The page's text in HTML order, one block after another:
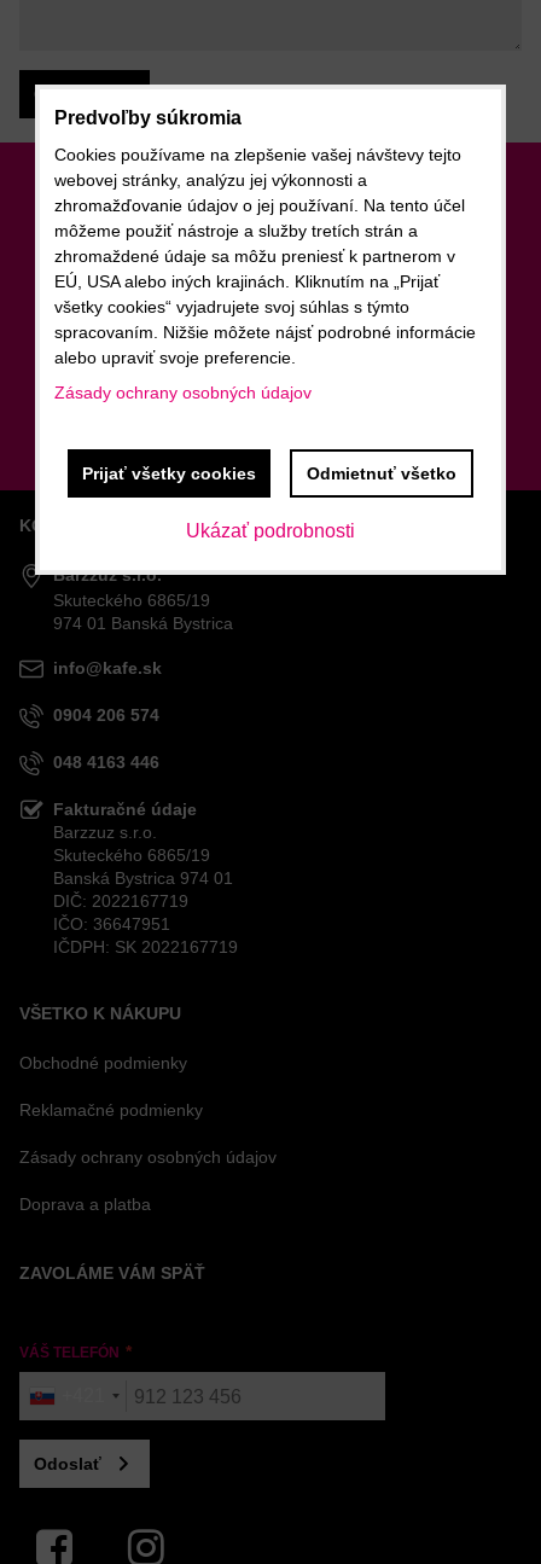
Odoslať
Newsletter
Odoberať naše novinky
Chcem sa prihlásiť k odberu noviniek e-mailom
KONTAKTY
Barzzuz s.r.o.
Skuteckého 6865/19
974 01 Banská Bystrica
info@kafe.sk
0904 206 574
048 4163 446
Fakturačné údaje
Barzzuz s.r.o.
Skuteckého 6865/19
Banská Bystrica 974 01
DIČ: 2022167719
IČO: 36647951
IČDPH: SK 2022167719
VŠETKO K NÁKUPU
Obchodné podmienky
Reklamačné podmienky
Zásady ochrany osobných údajov
Doprava a platba
ZAVOLÁME VÁM SPÄŤ
VÁŠ TELEFÓN
Odoslať
Facebook Instagram
Predvoľby súkromia
Cookies používame na zlepšenie vašej návštevy tejto
webovej stránky, analýzu jej výkonnosti a
zhromažďovanie údajov o jej používaní. Na tento účel
môžeme použiť nástroje a služby tretích strán a
zhromaždené údaje sa môžu preniesť k partnerom v
EÚ, USA alebo iných krajinách. Kliknutím na „Prijať
všetky cookies“ vyjadrujete svoj súhlas s týmto
spracovaním. Nižšie môžete nájsť podrobné informácie
alebo upraviť svoje preferencie.
Zásady ochrany osobných údajov
Ukázať podrobnosti
Prijať všetky cookies Odmietnuť všetko